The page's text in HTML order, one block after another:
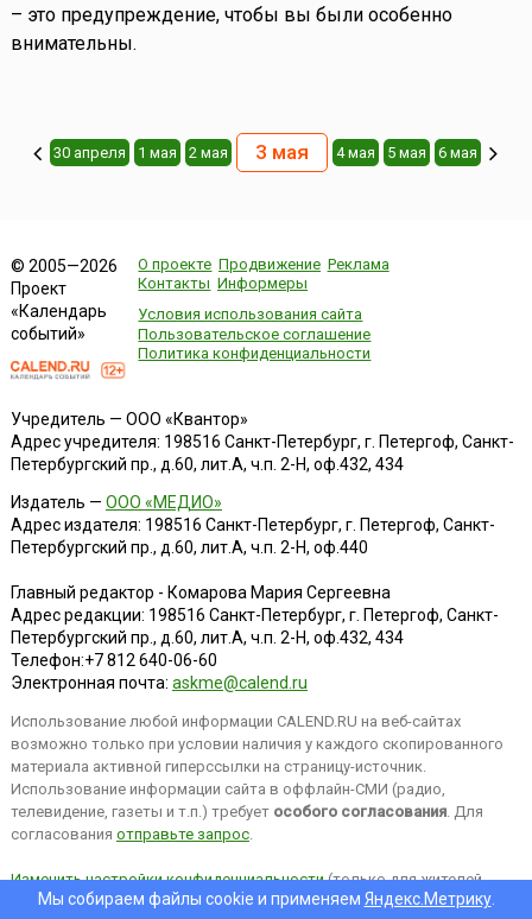
– это предупреждение, чтобы вы были особенно
внимательны.
30 апреля 1 мая 2 мая 3 мая 4 мая 5 мая 6 мая
© 2005—2026
Проект
«Календарь
событий»
О проекте Продвижение Реклама
Контакты Информеры
Условия использования сайта
Пользовательское соглашение
Политика конфиденциальности
Учредитель — ООО «Квантор»
Адрес учредителя: 198516 Санкт-Петербург, г. Петергоф, Санкт-
Петербургский пр., д.60, лит.А, ч.п. 2-Н, оф.432, 434
Издатель — ООО «МЕДИО»
Адрес издателя: 198516 Санкт-Петербург, г. Петергоф, Санкт-
Петербургский пр., д.60, лит.А, ч.п. 2-Н, оф.440
Главный редактор - Комарова Мария Сергеевна
Адрес редакции: 198516 Санкт-Петербург, г. Петергоф, Санкт-
Петербургский пр., д.60, лит.А, ч.п. 2-Н, оф.432, 434
Телефон:+7 812 640-06-60
Электронная почта: askme@calend.ru
Использование любой информации CALEND.RU на веб-сайтах
возможно только при условии наличия у каждого скопированного
материала активной гиперссылки на страницу-источник.
Использование информации сайта в оффлайн-СМИ (радио,
телевидение, газеты и т.п.) требует особого согласования. Для
согласования отправьте запрос.
Изменить настройки конфиденциальности(только для жителей
EEA).Мы собираем файлы cookie и применяем Яндекс.Метрику.